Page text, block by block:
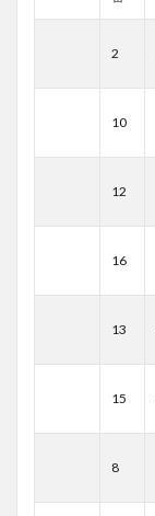
2
10
12
16
13
15
8